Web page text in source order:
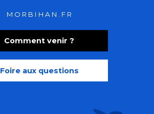
Comment venir ?
Foire aux questions
MORBIHAN.FR